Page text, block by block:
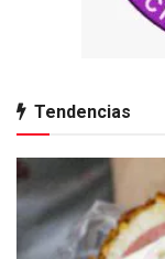
Tendencias